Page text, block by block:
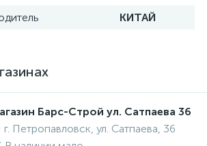
КИТАЙ
Барс-Строй ул. Сатпаева 36
г. Петропавловск, ул. Сатпаева, 36